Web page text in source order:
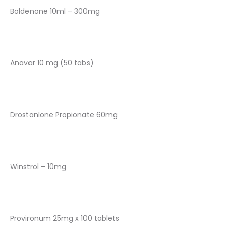
Boldenone 10ml – 300mg
Anavar 10 mg (50 tabs)
Drostanlone Propionate 60mg
Winstrol – 10mg
Provironum 25mg x 100 tablets